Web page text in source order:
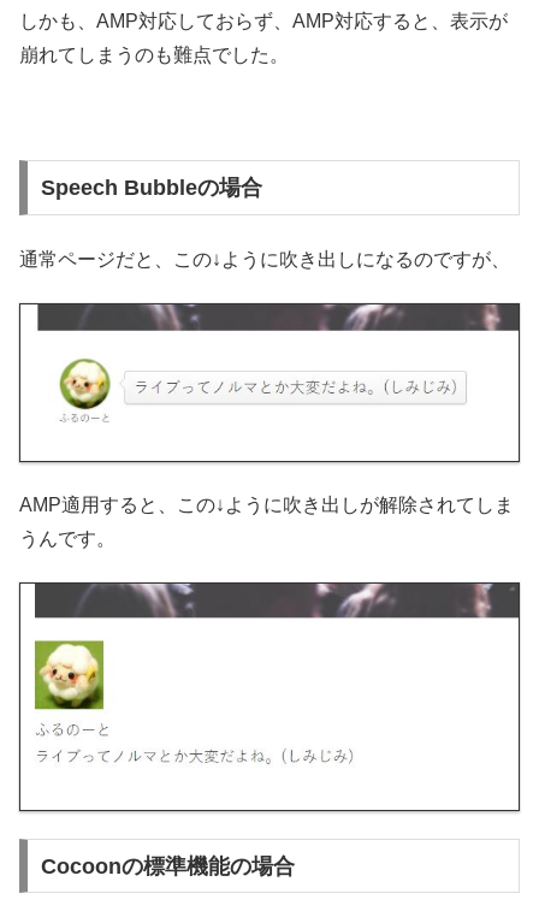
しかも、AMP対応しておらず、AMP対応すると、表示が
崩れてしまうのも難点でした。
Speech Bubbleの場合
通常ページだと、この↓ように吹き出しになるのですが、
AMP適用すると、この↓ように吹き出しが解除されてしま
うんです。
Cocoonの標準機能の場合